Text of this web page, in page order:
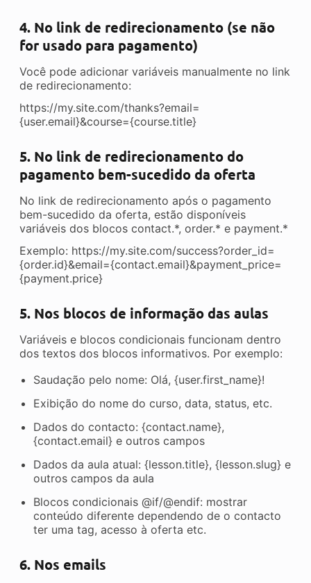
4. No link de redirecionamento (se não
for usado para pagamento)
Você pode adicionar variáveis manualmente no link
de redirecionamento:
https://my.site.com/thanks?email=
{user.email}&course={course.title}
5. No link de redirecionamento do
pagamento bem-sucedido da oferta
No link de redirecionamento após o pagamento
bem-sucedido da oferta, estão disponíveis
variáveis dos blocos contact.*, order.* e payment.*
Exemplo: https://my.site.com/success?order_id=
{order.id}&email={contact.email}&payment_price=
{payment.price}
5. Nos blocos de informação das aulas
Variáveis e blocos condicionais funcionam dentro
dos textos dos blocos informativos. Por exemplo:
Saudação pelo nome: Olá, {user.first_name}!
Exibição do nome do curso, data, status, etc.
Dados do contacto: {contact.name},
{contact.email} e outros campos
Dados da aula atual: {lesson.title}, {lesson.slug} e
outros campos da aula
Blocos condicionais @if/@endif: mostrar
conteúdo diferente dependendo de o contacto
ter uma tag, acesso à oferta etc.
6. Nos emails